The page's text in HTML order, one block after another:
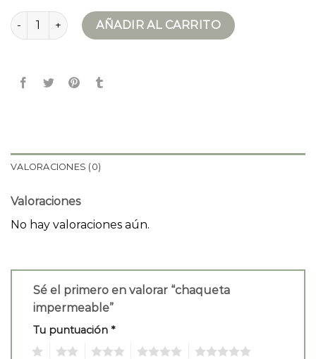
chaqueta impermeable cantidad
AÑADIR AL CARRITO
VALORACIONES (0)
Valoraciones
No hay valoraciones aún.
Sé el primero en valorar “chaqueta
impermeable”
Tu puntuación *